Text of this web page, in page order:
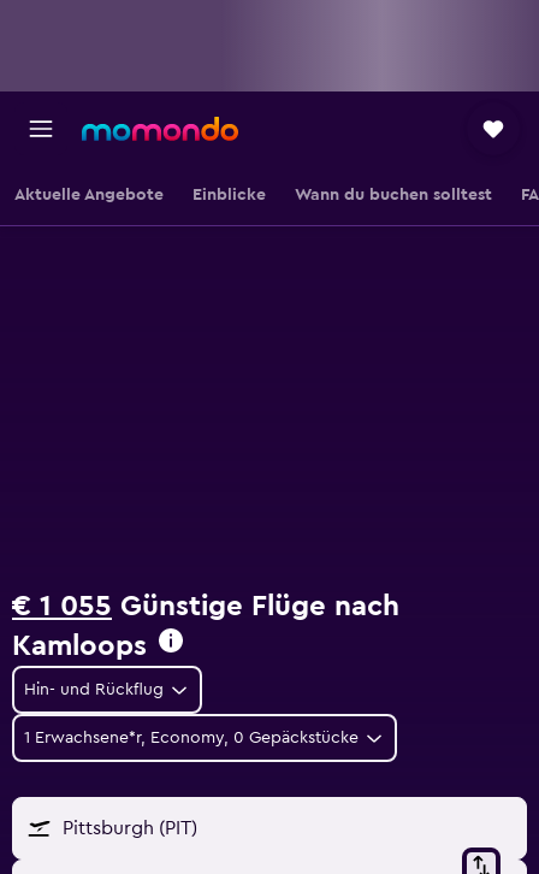
Aktuelle Angebote Einblicke Wann du buchen solltest
€ 1 055 Günstige Flüge nach
Kamloops
Hin- und Rückflug
1 Erwachsene*r, Economy, 0 Gepäckstücke
Pittsburgh (PIT)